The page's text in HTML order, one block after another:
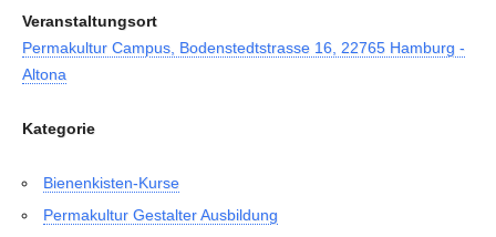
Veranstaltungsort
Permakultur Campus, Bodenstedtstrasse 16, 22765 Hamburg -
Altona
Kategorie
Bienenkisten-Kurse
Permakultur Gestalter Ausbildung